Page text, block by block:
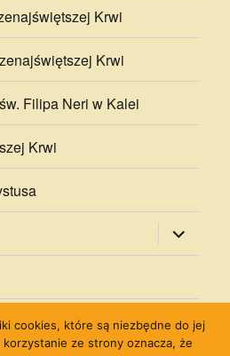
Krwi
Krwi
Filipa Neri w Kalei
Krwi
rozwiń
menu
potomne
cookies, które są niezbędne do jej
ze strony oznacza, że